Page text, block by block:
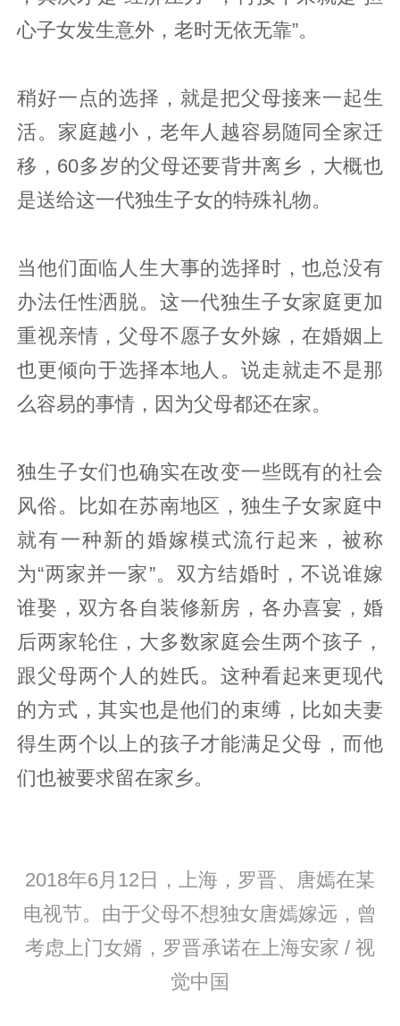
心子女发生意外，老时无依无靠”。
稍好一点的选择，就是把父母接来一起生
活。家庭越小，老年人越容易随同全家迁
移，60多岁的父母还要背井离乡，大概也
是送给这一代独生子女的特殊礼物。
当他们面临人生大事的选择时，也总没有
办法任性洒脱。这一代独生子女家庭更加
重视亲情，父母不愿子女外嫁，在婚姻上
也更倾向于选择本地人。说走就走不是那
么容易的事情，因为父母都还在家。
独生子女们也确实在改变一些既有的社会
风俗。比如在苏南地区，独生子女家庭中
就有一种新的婚嫁模式流行起来，被称
为“两家并一家”。双方结婚时，不说谁嫁
谁娶，双方各自装修新房，各办喜宴，婚
后两家轮住，大多数家庭会生两个孩子，
跟父母两个人的姓氏。这种看起来更现代
的方式，其实也是他们的束缚，比如夫妻
得生两个以上的孩子才能满足父母，而他
们也被要求留在家乡。
2018年6月12日，上海，罗晋、唐嫣在某
电视节。由于父母不想独女唐嫣嫁远，曾
考虑上门女婿，罗晋承诺在上海安家 / 视
觉中国